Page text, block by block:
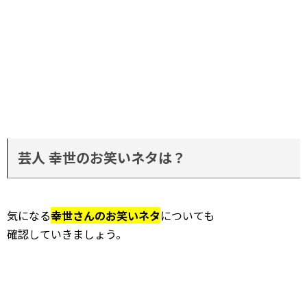
芸人 幸世のお笑いネタは？
気になる幸世さんのお笑いネタについても
確認していきましょう。